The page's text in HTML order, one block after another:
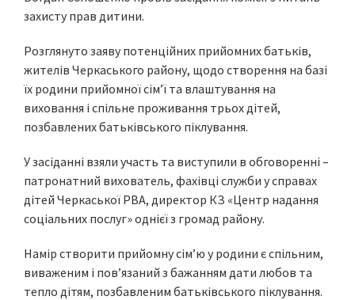
захисту прав дитини.
Розглянуто заяву потенційних прийомних батьків,
жителів Черкаського району, щодо створення на базі
їх родини прийомної сім’ї та влаштування на
виховання і спільне проживання трьох дітей,
позбавлених батьківського піклування.
У засіданні взяли участь та виступили в обговоренні –
патронатний вихователь, фахівці служби у справах
дітей Черкаської РВА, директор КЗ «Центр надання
соціальних послуг» однієї з громад району.
Намір створити прийомну сім’ю у родини є спільним,
виваженим і пов’язаний з бажанням дати любов та
тепло дітям, позбавленим батьківського піклування.